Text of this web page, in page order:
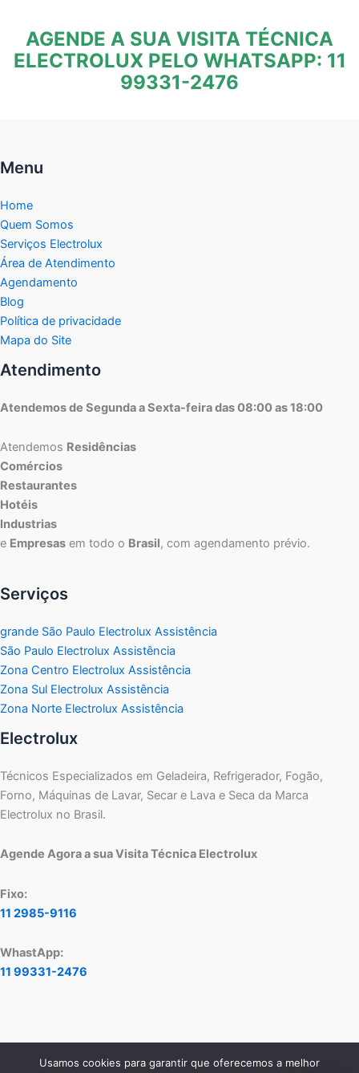
AGENDE A SUA VISITA TÉCNICA
ELECTROLUX PELO WHATSAPP: 11
99331-2476
Menu
Home
Quem Somos
Serviços Electrolux
Área de Atendimento
Agendamento
Blog
Política de privacidade
Mapa do Site
Atendimento
Atendemos de Segunda a Sexta-feira das 08:00 as 18:00
Atendemos Residências
Comércios
Restaurantes
Hotéis
Industrias
e Empresas em todo o Brasil, com agendamento prévio.
Serviços
grande São Paulo Electrolux Assistência
São Paulo Electrolux Assistência
Zona Centro Electrolux Assistência
Zona Sul Electrolux Assistência
Zona Norte Electrolux Assistência
Electrolux
Técnicos Especializados em Geladeira, Refrigerador, Fogão,
Forno, Máquinas de Lavar, Secar e Lava e Seca da Marca
Electrolux no Brasil.
Agende Agora a sua Visita Técnica Electrolux
Fixo:
11 2985-9116
WhastApp:
11 99331-2476
Usamos cookies para garantir que oferecemos a melhor